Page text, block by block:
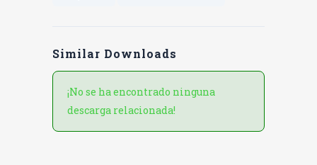
Similar Downloads
¡No se ha encontrado ninguna
descarga relacionada!